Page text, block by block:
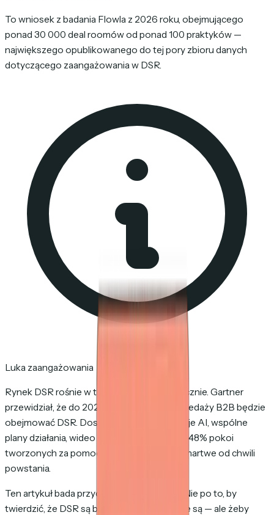
To wniosek z badania Flowla z 2026 roku, obejmującego
ponad 30 000 deal roomów od ponad 100 praktyków —
największego opublikowanego do tej pory zbioru danych
dotyczącego zaangażowania w DSR.
Luka zaangażowania
Rynek DSR rośnie w tempie ponad 20% rocznie. Gartner
przewidział, że do 2026 roku 30% cykli sprzedaży B2B będzie
obejmować DSR. Dostawcy wdrażają funkcje AI, wspólne
plany działania, wideo i czat. Mimo to około 48% pokoi
tworzonych za pomocą tych narzędzi jest martwe od chwili
powstania.
Ten artykuł bada przyczyny tego zjawiska. Nie po to, by
twierdzić, że DSR są bezużyteczne — bo nie są — ale żeby